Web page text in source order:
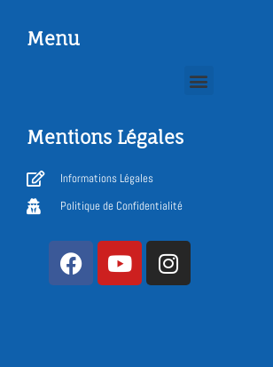
Menu
Mentions Légales
Informations Légales
Politique de Confidentialité